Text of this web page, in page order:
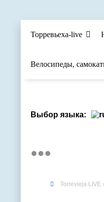
Торревьеха-live
Велосипеды,
Выбор языка:
Torrevieja LIVE